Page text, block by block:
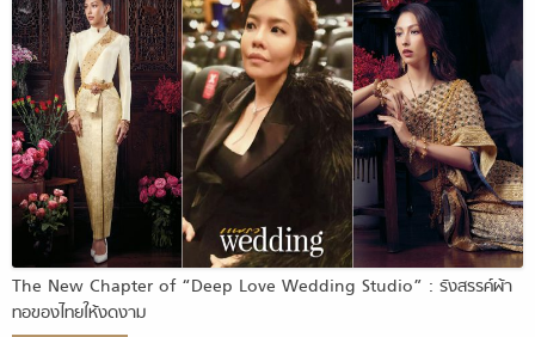
The New Chapter of “Deep Love Wedding Studio” : รังสรรค์ผ้า
ทอของไทยให้งดงาม